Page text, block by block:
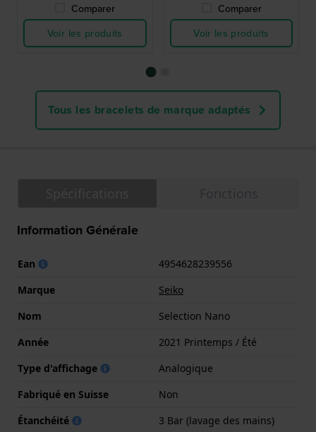
Comparer
Voir les produits
Comparer
Voir les produits
Tous les bracelets de marque adaptés
Information Générale
Ean
4954628239556
Marque
Seiko
Nom
Selection Nano
Année
2021 Printemps / Été
Type d'affichage
Analogique
Fabriqué en Suisse
Non
Étanchéité
3 Bar (lavage des mains)